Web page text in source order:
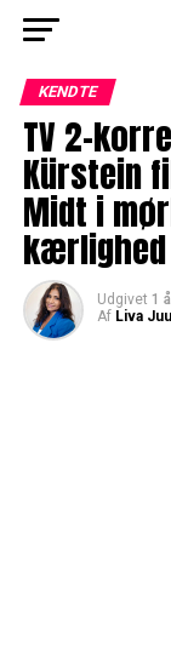
KENDTE
TV 2-
Kürstein
Midt i
kærlighed
Udgivet 1
Af Liva Juul